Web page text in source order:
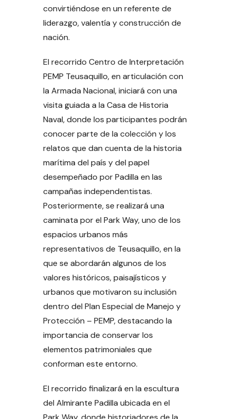
convirtiéndose en un referente de
liderazgo, valentía y construcción de
nación.
El recorrido Centro de Interpretación
PEMP Teusaquillo, en articulación con
la Armada Nacional, iniciará con una
visita guiada a la Casa de Historia
Naval, donde los participantes podrán
conocer parte de la colección y los
relatos que dan cuenta de la historia
marítima del país y del papel
desempeñado por Padilla en las
campañas independentistas.
Posteriormente, se realizará una
caminata por el Park Way, uno de los
espacios urbanos más
representativos de Teusaquillo, en la
que se abordarán algunos de los
valores históricos, paisajísticos y
urbanos que motivaron su inclusión
dentro del Plan Especial de Manejo y
Protección – PEMP, destacando la
importancia de conservar los
elementos patrimoniales que
conforman este entorno.
El recorrido finalizará en la escultura
del Almirante Padilla ubicada en el